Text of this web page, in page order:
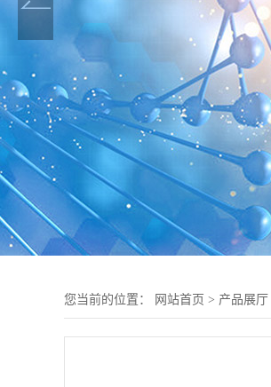
您当前的位置： 网站首页 > 产品展厅